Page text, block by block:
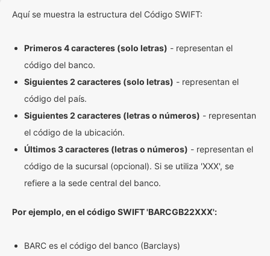
Aquí se muestra la estructura del Código SWIFT:
Primeros 4 caracteres (solo letras) - representan el
código del banco.
Siguientes 2 caracteres (solo letras) - representan el
código del país.
Siguientes 2 caracteres (letras o números) - representan
el código de la ubicación.
Últimos 3 caracteres (letras o números) - representan el
código de la sucursal (opcional). Si se utiliza 'XXX', se
refiere a la sede central del banco.
Por ejemplo, en el código SWIFT 'BARCGB22XXX':
BARC es el código del banco (Barclays)